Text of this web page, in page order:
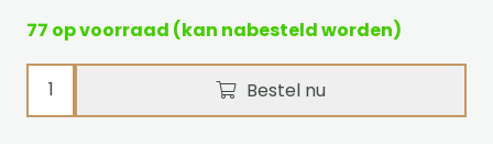
77 op voorraad (kan nabesteld worden)
Losse
kinkettinghaken
Bestel nu